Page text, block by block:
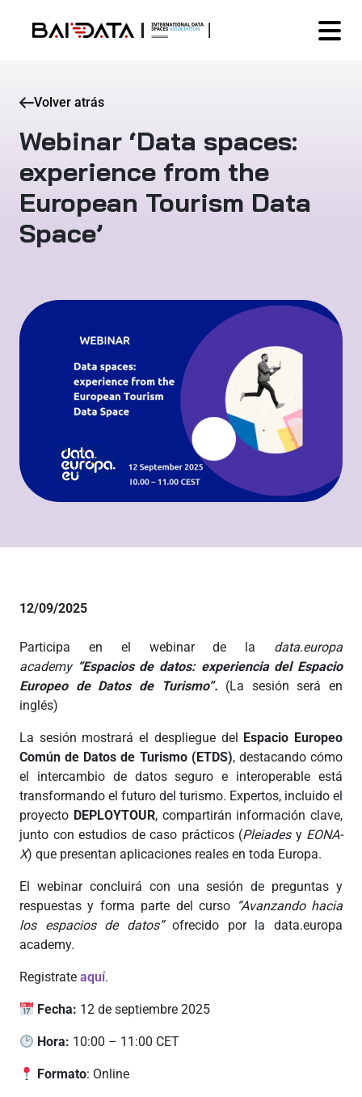
Volver atrás
Webinar ‘Data spaces:
experience from the
European Tourism Data
Space’
12/09/2025
Participa en el webinar de la data.europa
academy “Espacios de datos: experiencia del Espacio
Europeo de Datos de Turismo”. (La sesión será en
inglés)
La sesión mostrará el despliegue del Espacio Europeo
Común de Datos de Turismo (ETDS), destacando cómo
el intercambio de datos seguro e interoperable está
transformando el futuro del turismo. Expertos, incluido el
proyecto DEPLOYTOUR, compartirán información clave,
junto con estudios de caso prácticos (Pleiadesy EONA-
X) que presentan aplicaciones reales en toda Europa.
El webinar concluirá con una sesión de preguntas y
respuestas y forma parte del curso “Avanzando hacia
los espacios de datos”ofrecido por la data.europa
academy.
Registrate aquí.
Fecha: 12 de septiembre 2025
Hora: 10:00 – 11:00 CET
Formato: Online